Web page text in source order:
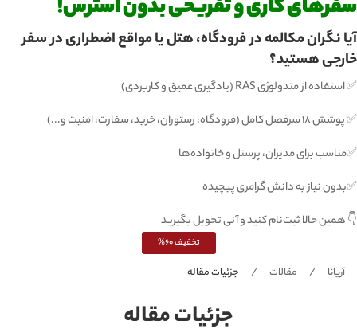
سفرهای کاری و تفریحی بدون استرس!
آیا نگران مکالمه در فرودگاه، هتل یا مواقع اضطراری در سفر
خارجی هستید؟
✅ استفاده از متدولوژی RAS (یادگیری عمیق و کاربردی)
✅ پوشش ۱۸ سرفصل کامل (فرودگاه، رستوران، خرید، سفارت، امنیت و...)
✅مناسب برای مدیران، پرسنل و خانواده‌ها
✅بدون نیاز به دانش گرامری پیچیده
👇 همین حالا ثبت‌نام کنید و آنی تحویل بگیرید
تخفیف 60%
جزئیات مقاله
آریانا مقالات جزئیات مقاله